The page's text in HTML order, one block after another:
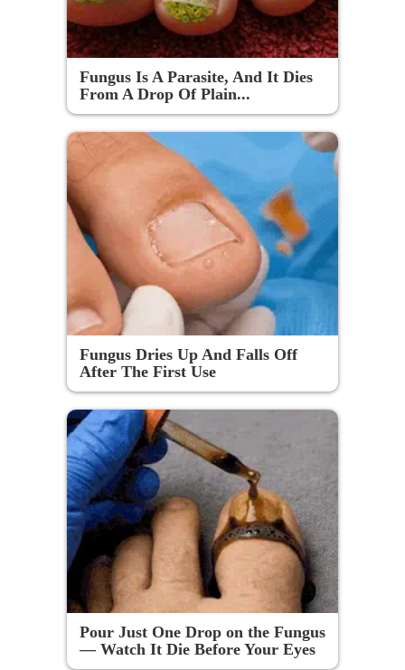
Fungus Is A Parasite, And It Dies
From A Drop Of Plain...
Fungus Dries Up And Falls Off
After The First Use
Pour Just One Drop on the Fungus
— Watch It Die Before Your Eyes